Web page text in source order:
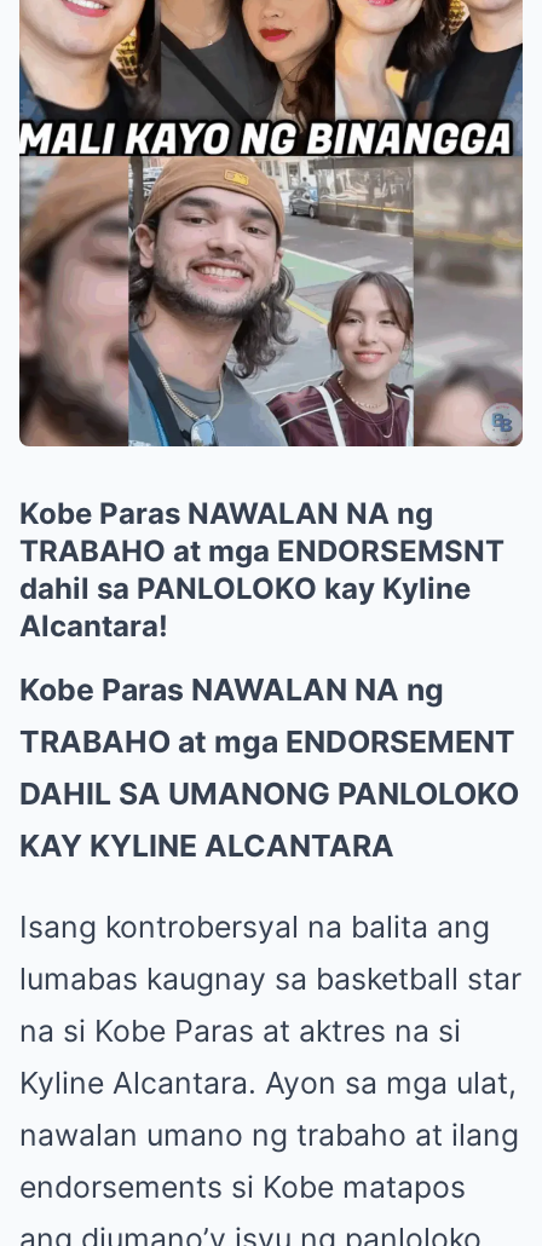
Kobe Paras NAWALAN NA ng
TRABAHO at mga ENDORSEMSNT
dahil sa PANLOLOKO kay Kyline
Alcantara!
Kobe Paras NAWALAN NA ng
TRABAHO at mga ENDORSEMENT
DAHIL SA UMANONG PANLOLOKO
KAY KYLINE ALCANTARA
Isang kontrobersyal na balita ang
lumabas kaugnay sa basketball star
na si Kobe Paras at aktres na si
Kyline Alcantara. Ayon sa mga ulat,
nawalan umano ng trabaho at ilang
endorsements si Kobe matapos
ang diumano’y isyu ng panloloko